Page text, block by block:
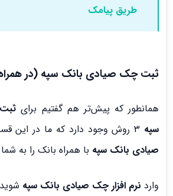
طریق پیامک
ثبت چک صیادی بانک سپه (در
همانطور که پیش‌تر هم گفتیم برای
سپه
صیادی بانک سپه با همراه بانک را به
وارد نرم افزار چک صیادی بانک سپه